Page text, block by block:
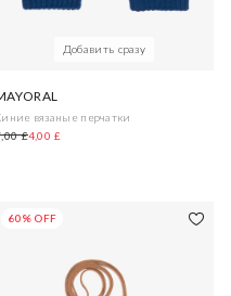
Добавить сразу
вязаные перчатки
£4,00 £
60% OFF